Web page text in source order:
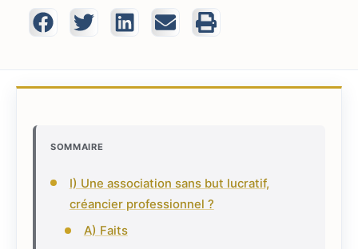
SOMMAIRE
I) Une association sans but lucratif,
créancier professionnel ?
A) Faits